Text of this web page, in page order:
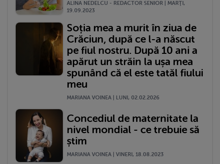
ALINA NEDELCU - REDACTOR SENIOR | MARŢI,
19.09.2023
Soția mea a murit în ziua de
Crăciun, după ce l-a născut
pe fiul nostru. După 10 ani a
apărut un străin la ușa mea
spunând că el este tatăl fiului
meu
MARIANA VOINEA | LUNI, 02.02.2026
Concediul de maternitate la
nivel mondial - ce trebuie să
știm
MARIANA VOINEA | VINERI, 18.08.2023